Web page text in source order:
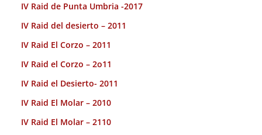
IV Raid de Punta Umbria -2017
IV Raid del desierto – 2011
IV Raid El Corzo – 2011
IV Raid el Corzo – 2o11
IV Raid el Desierto- 2011
IV Raid El Molar – 2010
IV Raid El Molar – 2110